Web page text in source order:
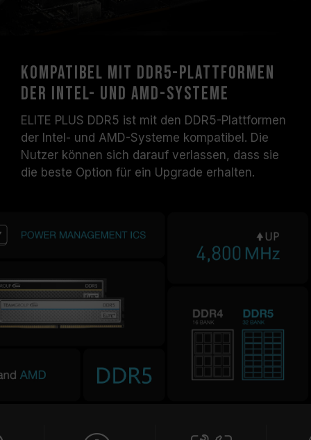
Kompatibel mit DDR5-Plattformen
der Intel- und AMD-Systeme
ELITE PLUS DDR5 ist mit den DDR5-Plattformen
der Intel- und AMD-Systeme kompatibel. Die
Nutzer können sich darauf verlassen, dass sie
die beste Option für ein Upgrade erhalten.